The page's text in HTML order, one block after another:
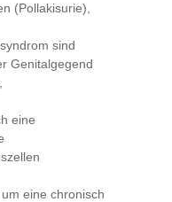
(Pollakisurie),
sind
Genitalgegend
eine
eine chronisch